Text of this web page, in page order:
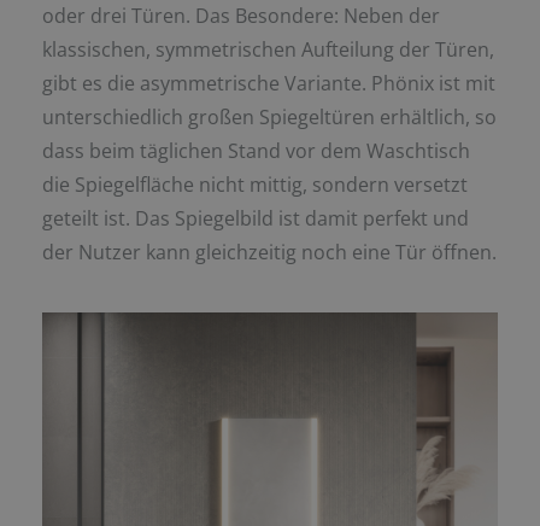
oder drei Türen. Das Besondere: Neben der
klassischen, symmetrischen Aufteilung der Türen,
gibt es die asymmetrische Variante. Phönix ist mit
unterschiedlich großen Spiegeltüren erhältlich, so
dass beim täglichen Stand vor dem Waschtisch
die Spiegelfläche nicht mittig, sondern versetzt
geteilt ist. Das Spiegelbild ist damit perfekt und
der Nutzer kann gleichzeitig noch eine Tür öffnen.